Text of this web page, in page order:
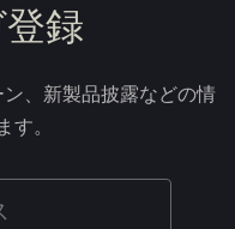
録
、新製品披露などの情
す。